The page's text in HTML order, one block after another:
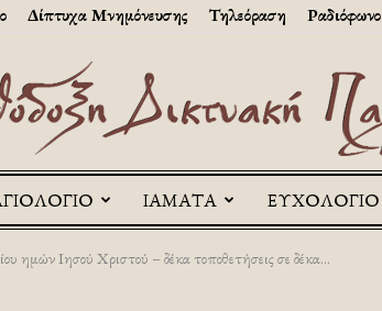
Δίπτυχα Μνημόνευσης Τηλεόραση Ραδιόφωνο
Askitikon
ΙΑΜΑΤΑ ΕΥΧΟΛΟΓΙΟ
ημών Ιησού Χριστού – δέκα τοποθετήσεις σε δέκα...